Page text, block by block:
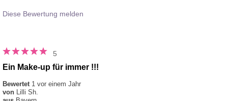
Diese Bewertung melden
5
Ein Make-up für immer !!!
Bewertet 1 vor einem Jahr
von Lilli Sh.